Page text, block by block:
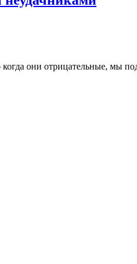
они отрицательные, мы